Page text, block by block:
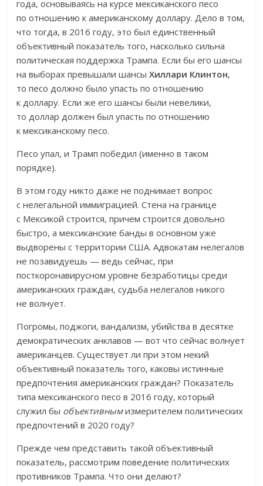
года, основываясь на курсе мексиканского песо
по отношению к американскому доллару. Дело в том,
что тогда, в 2016 году, это был единственный
объективный показатель того, насколько сильна
политическая поддержка Трампа. Если бы его шансы
на выборах превышали шансыХиллари Клинтон,
то песо должно было упасть по отношению
к доллару. Если же его шансы были невелики,
то доллар должен был упасть по отношению
к мексиканскому песо.
Песо упал, и Трамп победил (именно в таком
порядке).
В этом году никто даже не поднимает вопрос
с нелегальной иммиграцией. Стена на границе
с Мексикой строится, причем строится довольно
быстро, а мексиканские банды в основном уже
выдворены с территории США. Адвокатам нелегалов
не позавидуешь — ведь сейчас, при
посткоронавирусном уровне безработицы среди
американских граждан, судьба нелегалов никого
не волнует.
Погромы, поджоги, вандализм, убийства в десятке
демократических анклавов — вот что сейчас волнует
американцев. Существует ли при этом некий
объективный показатель того, каковы истинные
предпочтения американских граждан? Показатель
типа мексиканского песо в 2016 году, который
служил бы объективнымизмерителем политических
предпочтений в 2020 году?
Прежде чем представить такой объективный
показатель, рассмотрим поведение политических
противников Трампа. Что они делают?